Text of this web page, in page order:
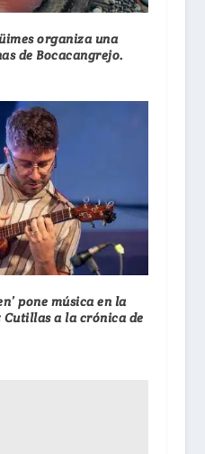
organiza una
de Bocacangrejo.
pone música en la
a la crónica de